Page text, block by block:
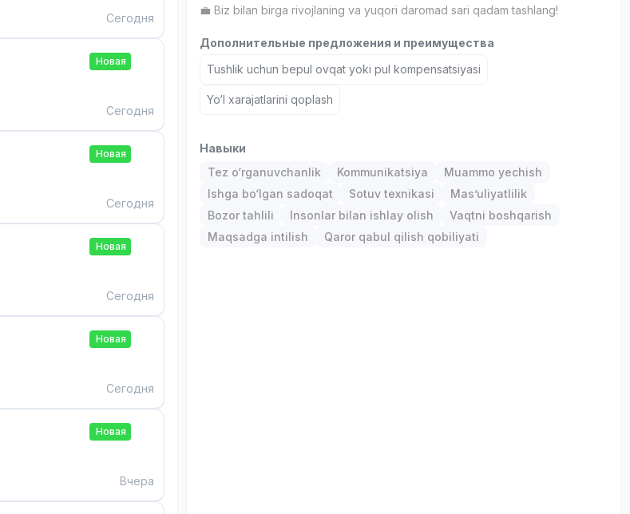
Сегодня
Новая
Сегодня
Новая
Сегодня
Новая
Сегодня
Новая
Сегодня
Новая
Вчера
💼 Biz bilan birga rivojlaning va yuqori daromad sari qadam tashlang!
Дополнительные предложения и преимущества
Tushlik uchun bepul ovqat yoki pul kompensatsiyasi
Yo‘l xarajatlarini qoplash
Навыки
Tez o‘rganuvchanlik
Kommunikatsiya
Muammo yechish
Ishga bo‘lgan sadoqat
Sotuv texnikasi
Mas’uliyatlilik
Bozor tahlili
Insonlar bilan ishlay olish
Vaqtni boshqarish
Maqsadga intilish
Qaror qabul qilish qobiliyati